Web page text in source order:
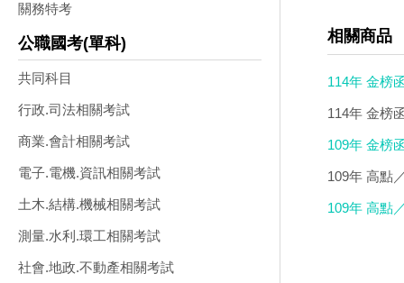
關務特考
公職國考(單科)
共同科目
行政.司法相關考試
商業.會計相關考試
電子.電機.資訊相關考試
土木.結構.機械相關考試
測量.水利.環工相關考試
社會.地政.不動產相關考試
相關商品
114年 金榜
114年 金榜
109年 金榜
109年 高點
109年 高點